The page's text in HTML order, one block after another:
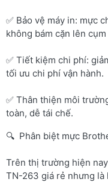
✅ Bảo vệ máy in: mực
không bám cặn lên cụm
✅ Tiết kiệm chi phí:
tối ưu chi phí vận hành.
✅ Thân thiện môi
toàn, dễ tái chế.
🔍 Phân biệt mực
Trên thị trường hiện
TN-263 giá rẻ nhưng là